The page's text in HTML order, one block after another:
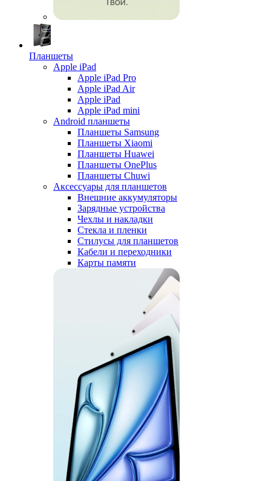
Планшеты
Apple iPad
Apple iPad Pro
Apple iPad Air
Apple iPad
Apple iPad mini
Android планшеты
Планшеты Samsung
Планшеты Xiaomi
Планшеты Huawei
Планшеты OnePlus
Планшеты Chuwi
Аксессуары для планшетов
Внешние аккумуляторы
Зарядные устройства
Чехлы и накладки
Стекла и пленки
Стилусы для планшетов
Кабели и переходники
Карты памяти